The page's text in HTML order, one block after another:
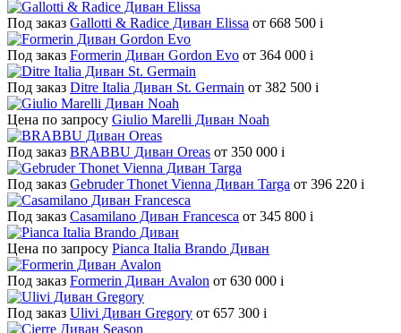
Под заказ Gallotti & Radice Диван Elissa от 668 500 i
Под заказ Formerin Диван Gordon Evo от 364 000 i
Под заказ Ditre Italia Диван St. Germain от 382 500 i
Цена по запросу Giulio Marelli Диван Noah
Под заказ BRABBU Диван Oreas от 350 000 i
Под заказ Gebruder Thonet Vienna Диван Targa от 396 220 i
Под заказ Casamilano Диван Francesca от 345 800 i
Цена по запросу Pianca Italia Brando Диван
Под заказ Formerin Диван Avalon от 630 000 i
Под заказ Ulivi Диван Gregory от 657 300 i